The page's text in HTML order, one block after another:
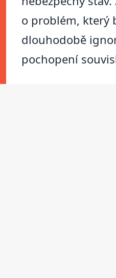
o problém, který
dlouhodobě
pochopení